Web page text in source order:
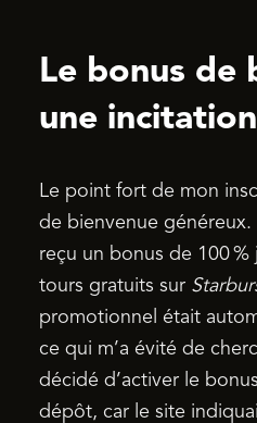
Le bonus de
une
Le point fort de mon
de bienvenue généreux.
reçu un bonus de 100 %
tours gratuits sur
promotionnel était
ce qui m’a évité de
décidé d’activer le
dépôt, car le site